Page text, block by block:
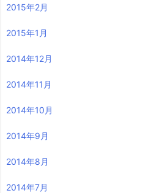
2015年2月
2015年1月
2014年12月
2014年11月
2014年10月
2014年9月
2014年8月
2014年7月